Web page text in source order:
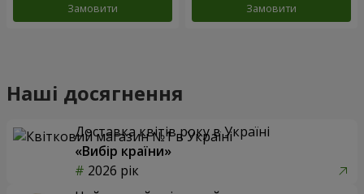
Замовити Замовити
Наші досягнення
Доставка квітів року в Україні
«Вибір країни»
2026 рік